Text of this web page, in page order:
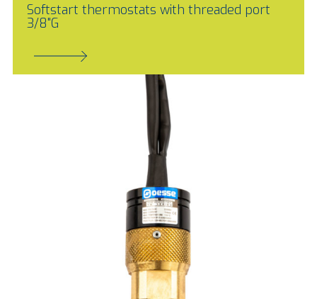
Softstart thermostats with threaded port
3/8"G